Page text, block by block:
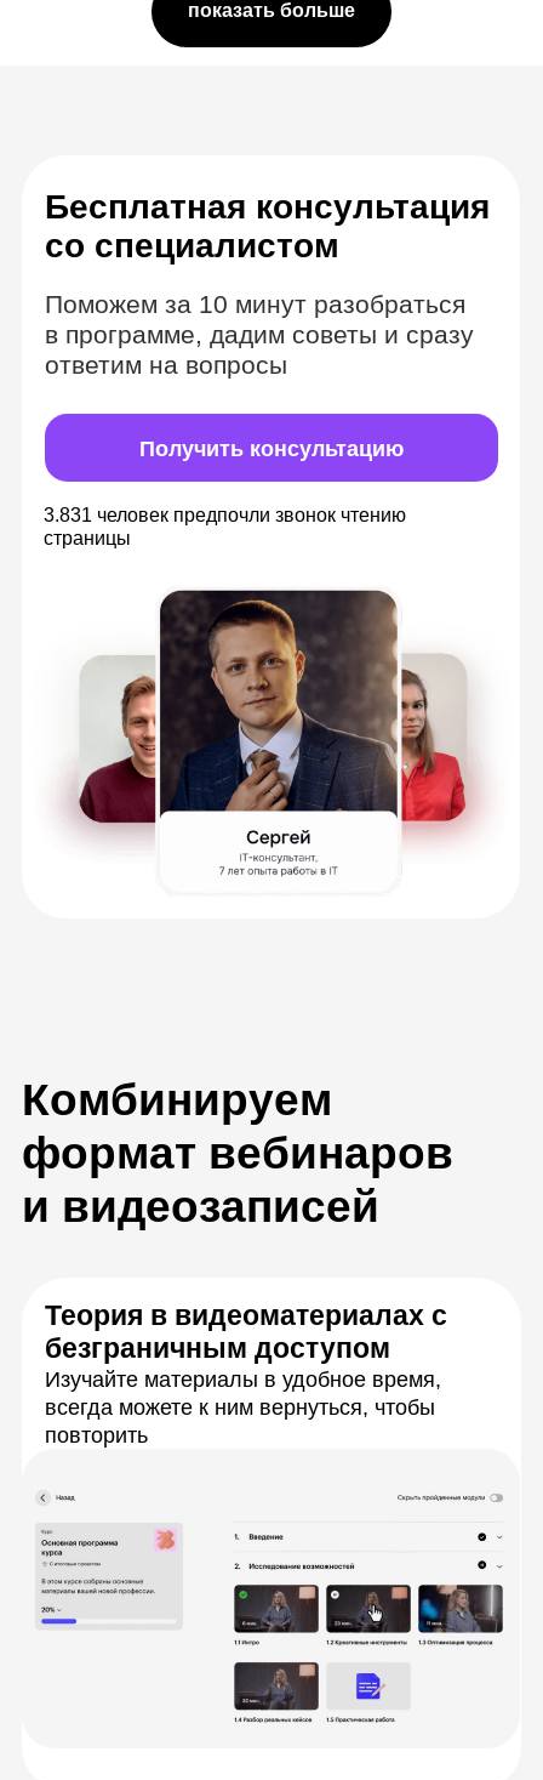
показать больше
Комбинируем
формат вебинаров
и видеозаписей
Теория в видеоматериалах с
безграничным доступом
всегда можете к ним вернуться, чтобы
Вебинары по расписанию
получите ответы
Практика для тренировки
навыков
Будете делать домашние задания,
приближенные к реальным рабочим